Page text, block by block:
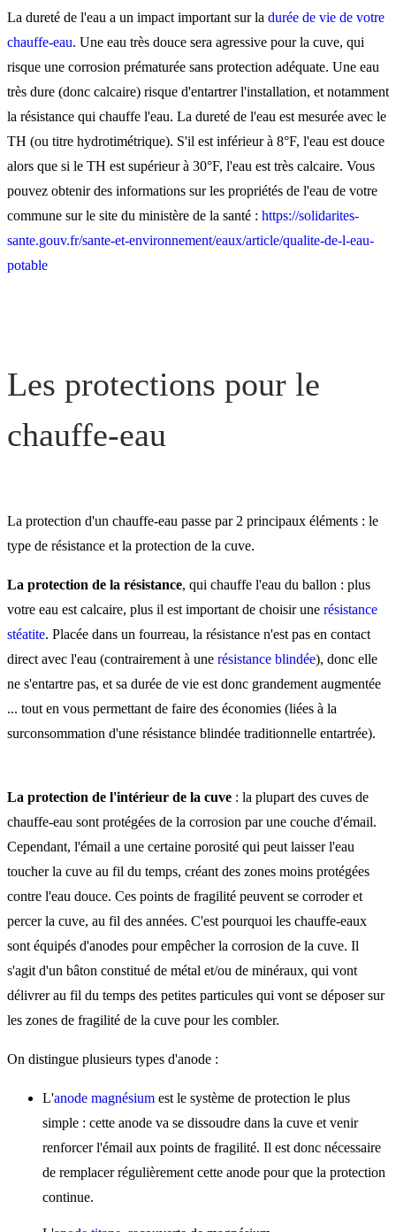
L'anode magnésium
L'anode titane
Peut-on faire fonctionner
chauffe-eau sans anode ?
Les chauffe-eau Atlantic
La dureté de l'eau a un impact important sur la durée de vie de votre
chauffe-eau. Une eau très douce sera agressive pour la cuve, qui
risque une corrosion prématurée sans protection adéquate. Une eau
très dure (donc calcaire) risque d'entartrer l'installation, et notamment
la résistance qui chauffe l'eau. La dureté de l'eau est mesurée avec le
TH (ou titre hydrotimétrique). S'il est inférieur à 8°F, l'eau est douce
alors que si le TH est supérieur à 30°F, l'eau est très calcaire. Vous
pouvez obtenir des informations sur les propriétés de l'eau de votre
commune sur le site du ministère de la santé : https://solidarites-
sante.gouv.fr/sante-et-environnement/eaux/article/qualite-de-l-eau-
potable
Les protections pour le
chauffe-eau
La protection d'un chauffe-eau passe par 2 principaux éléments : le
type de résistance et la protection de la cuve.
La protection de la résistance, qui chauffe l'eau du ballon : plus
votre eau est calcaire, plus il est important de choisir une résistance
stéatite. Placée dans un fourreau, la résistance n'est pas en contact
direct avec l'eau (contrairement à une résistance blindée), donc elle
ne s'entartre pas, et sa durée de vie est donc grandement augmentée
... tout en vous permettant de faire des économies (liées à la
surconsommation d'une résistance blindée traditionnelle entartrée).
La protection de l'intérieur de la cuve : la plupart des cuves de
chauffe-eau sont protégées de la corrosion par une couche d'émail.
Cependant, l'émail a une certaine porosité qui peut laisser l'eau
toucher la cuve au fil du temps, créant des zones moins protégées
contre l'eau douce. Ces points de fragilité peuvent se corroder et
percer la cuve, au fil des années. C'est pourquoi les chauffe-eaux
sont équipés d'anodes pour empêcher la corrosion de la cuve. Il
s'agit d'un bâton constitué de métal et/ou de minéraux, qui vont
délivrer au fil du temps des petites particules qui vont se déposer sur
les zones de fragilité de la cuve pour les combler.
On distingue plusieurs types d'anode :
L'anode magnésium est le système de protection le plus
simple : cette anode va se dissoudre dans la cuve et venir
renforcer l'émail aux points de fragilité. Il est donc nécessaire
de remplacer régulièrement cette anode pour que la protection
continue.